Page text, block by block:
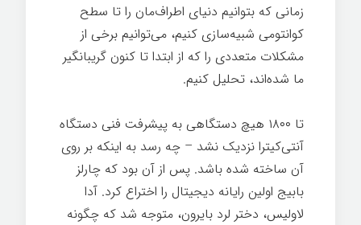
زمانی که بتوانیم دنیای اطراف‌مان را تا سطح
کوانتومی شبیه‌سازی کنیم، می‌توانیم برخی از
مشکلات متعددی را که از ابتدا تا کنون گریبانگیر
ما شده‌اند، تحلیل کنیم.
تا ۱۸۰۰ هیچ دستگاهی به پیشرفت فنی دستگاه
آنتی‌کیترا نزدیک نشد – چه رسد به اینکه بر روی
آن ساخته شده باشد. پس از آن بود که چارلز
بابیج اولین رایانه دیجیتال را اختراع کرد. آدا
لاولیس، دختر لرد بایرون، متوجه شد که چگونه